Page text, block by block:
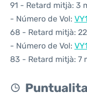
91 - Retard mitjà: 3
- Número de Vol:
68 - Retard mitjà:
- Número de Vol:
83 - Retard mitjà: 7